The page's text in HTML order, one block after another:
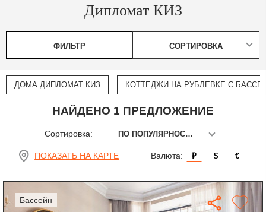
Дипломат КИЗ
ФИЛЬТР СОРТИРОВКА
ДОМА ДИПЛОМАТ КИЗ КОТТЕДЖИ НА РУБЛЕВКЕ С
НАЙДЕНО 1 ПРЕДЛОЖЕНИЕ
Сортировка: ПО ПОПУЛЯРНОСТИ
ПОКАЗАТЬ НА КАРТЕ Валюта: ₽ $ €
бассейн